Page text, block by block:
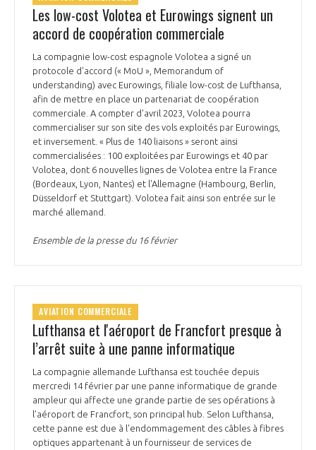
Les low-cost Volotea et Eurowings signent un
accord de coopération commerciale
La compagnie low-cost espagnole Volotea a signé un
protocole d'accord (« MoU », Memorandum of
understanding) avec Eurowings, filiale low-cost de Lufthansa,
afin de mettre en place un partenariat de coopération
commerciale. A compter d'avril 2023, Volotea pourra
commercialiser sur son site des vols exploités par Eurowings,
et inversement. « Plus de 140 liaisons » seront ainsi
commercialisées : 100 exploitées par Eurowings et 40 par
Volotea, dont 6 nouvelles lignes de Volotea entre la France
(Bordeaux, Lyon, Nantes) et l'Allemagne (Hambourg, Berlin,
Düsseldorf et Stuttgart). Volotea fait ainsi son entrée sur le
marché allemand.
Ensemble de la presse du 16 février
AVIATION COMMERCIALE
Lufthansa et l'aéroport de Francfort presque à
l’arrêt suite à une panne informatique
La compagnie allemande Lufthansa est touchée depuis
mercredi 14 février par une panne informatique de grande
ampleur qui affecte une grande partie de ses opérations à
l’aéroport de Francfort, son principal hub. Selon Lufthansa,
cette panne est due à l'endommagement des câbles à fibres
optiques appartenant à un fournisseur de services de